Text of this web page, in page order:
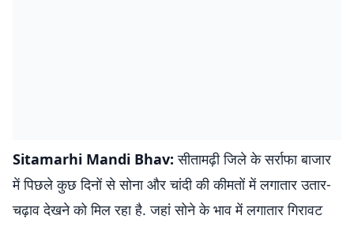
Sitamarhi Mandi Bhav: सीतामढ़ी जिले के सर्राफा बाजार
में पिछले कुछ दिनों से सोना और चांदी की कीमतों में लगातार उतार-
चढ़ाव देखने को मिल रहा है. जहां सोने के भाव में लगातार गिरावट